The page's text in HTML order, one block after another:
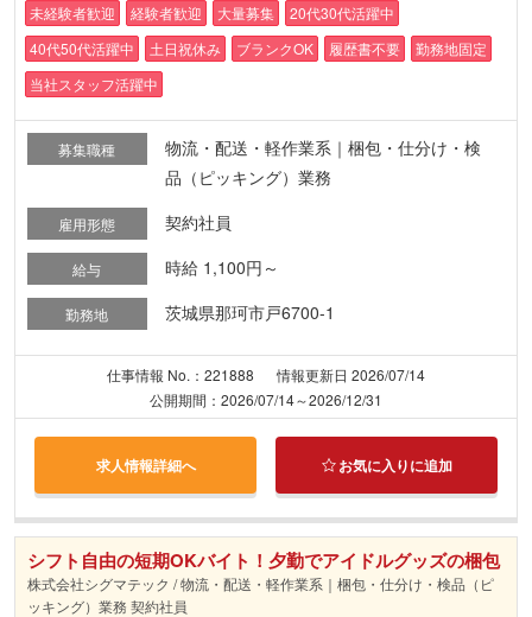
未経験者歓迎
経験者歓迎 大量募集
20代30代活躍中
40代50代活躍中
土日祝休み ブランクOK 履歴書不要
勤務地固定
当社スタッフ活躍中
募集職種
物流・配送・軽作業系｜梱包・仕分け・検
品（ピッキング）業務
雇用形態 契約社員
給与 時給 1,100円～
勤務地 茨城県那珂市戸6700-1
仕事情報 No.：221888
情報更新日 2026/07/14
公開期間：2026/07/14～2026/12/31
求人情報詳細へ お気に入りに追加
シフト自由の短期OKバイト！夕勤でアイドルグッズの梱包
株式会社シグマテック / 物流・配送・軽作業系｜梱包・仕分け・検品（ピ
ッキング）業務 契約社員